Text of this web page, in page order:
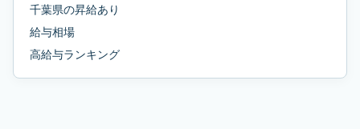
千葉県の昇給あり
給与相場
高給与ランキング